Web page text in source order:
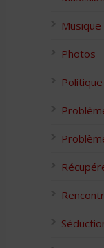
Musique
Photos
Politique